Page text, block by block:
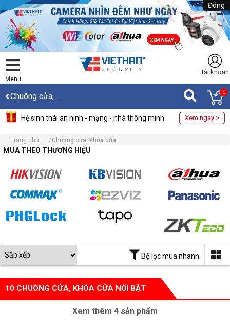
Đóng
Menu
Tài khoản
Chuông cửa, ... 0
Hệ sinh thái an ninh - mạng - nhà thông minh Xem ngay >
Trang chủ Chuông cửa, Khóa cửa
MUA THEO THƯƠNG HIỆU
Bộ lọc mua nhanh
10 CHUÔNG CỬA, KHÓA CỬA NỔI BẬT
Xem thêm 4 sản phẩm